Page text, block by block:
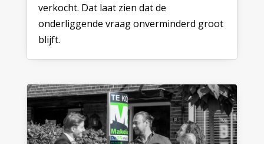
verkocht. Dat laat zien dat de
onderliggende vraag onverminderd groot
blijft.